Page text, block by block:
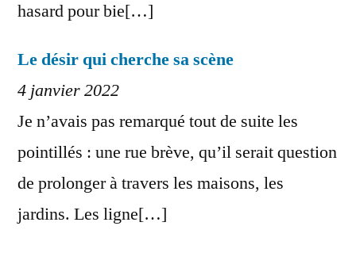
hasard pour bie[…]
Le désir qui cherche sa scène
4 janvier 2022
Je n’avais pas remarqué tout de suite les
pointillés : une rue brève, qu’il serait question
de prolonger à travers les maisons, les
jardins. Les ligne[…]